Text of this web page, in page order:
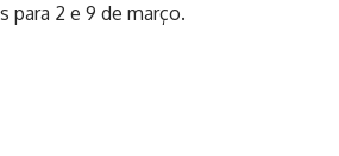
para 2 e 9 de março.